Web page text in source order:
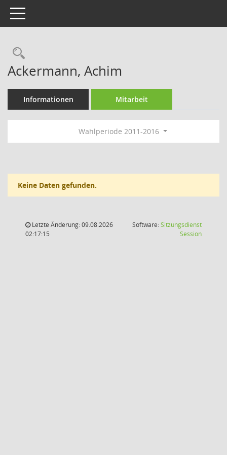
Toggle navigation
Rechercheauswahl
Ackermann, Achim
Informationen Mitarbeit
Wahlperiode 2011-2016
Keine Daten gefunden.
Letzte Änderung: 09.08.2026
02:17:15
Software:Sitzungsdienst
Session(Wird in